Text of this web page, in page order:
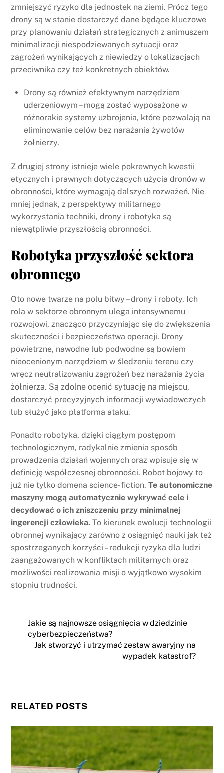
zmniejszyć ryzyko dla jednostek na ziemi. Prócz tego
drony są w stanie dostarczyć dane będące kluczowe
przy planowaniu działań strategicznych z animuszem
minimalizacji niespodziewanych sytuacji oraz
zagrożeń wynikających z niewiedzy o lokalizacjach
przeciwnika czy też konkretnych obiektów.
Drony są również efektywnym narzędziem
uderzeniowym – mogą zostać wyposażone w
różnorakie systemy uzbrojenia, które pozwalają na
eliminowanie celów bez narażania żywotów
żołnierzy.
Z drugiej strony istnieje wiele pokrewnych kwestii
etycznych i prawnych dotyczących użycia dronów w
obronności, które wymagają dalszych rozważeń. Nie
mniej jednak, z perspektywy militarnego
wykorzystania techniki, drony i robotyka są
niewątpliwie przyszłością obronności.
Robotyka przyszłość sektora
obronnego
Oto nowe twarze na polu bitwy – drony i roboty. Ich
rola w sektorze obronnym ulega intensywnemu
rozwojowi, znacząco przyczyniając się do zwiększenia
skuteczności i bezpieczeństwa operacji. Drony
powietrzne, nawodne lub podwodne są bowiem
nieocenionym narzędziem w śledzeniu terenu czy
wręcz neutralizowaniu zagrożeń bez narażania życia
żołnierza. Są zdolne ocenić sytuację na miejscu,
dostarczyć precyzyjnych informacji wywiadowczych
lub służyć jako platforma ataku.
Ponadto robotyka, dzięki ciągłym postępom
technologicznym, radykalnie zmienia sposób
prowadzenia działań wojennych oraz wpisuje się w
definicję współczesnej obronności. Robot bojowy to
już nie tylko domena science-fiction.Te autonomiczne
maszyny mogą automatycznie wykrywać cele i
decydować o ich zniszczeniu przy minimalnej
ingerencji człowieka. To kierunek ewolucji technologii
obronnej wynikający zarówno z osiągnięć nauki jak też
spostrzeganych korzyści – redukcji ryzyka dla ludzi
zaangażowanych w konfliktach militarnych oraz
możliwości realizowania misji o wyjątkowo wysokim
stopniu trudności.
Jakie są najnowsze osiągnięcia w dziedzinie
cyberbezpieczeństwa?
Jak stworzyć i utrzymać zestaw awaryjny na
wypadek katastrof?
RELATED POSTS